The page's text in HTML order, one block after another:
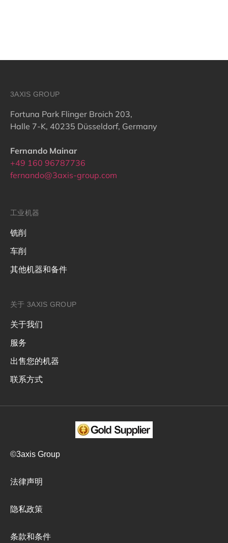
3AXIS GROUP
Fortuna Park Flinger Broich 203,
Halle 7-K, 40235 Düsseldorf, Germany
Fernando Mainar
+49 160 96787736
fernando@3axis-group.com
工业机器
铣削
车削
其他机器和备件
关于 3AXIS GROUP
关于我们
服务
出售您的机器
联系方式
©3axis Group
法律声明
隐私政策
条款和条件